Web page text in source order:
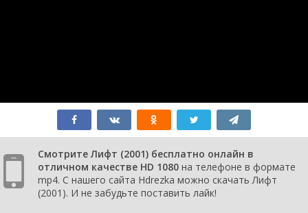
Смотрите Лифт (2001) бесплатно онлайн в
отличном качестве HD 1080 на телефоне в формате
mp4. С нашего сайта Hdrezka можно скачать Лифт
(2001). И не забудьте поставить лайк!